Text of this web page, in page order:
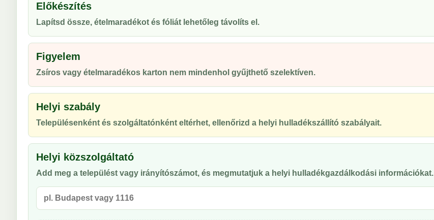
Előkészítés
Lapítsd össze, ételmaradékot és fóliát lehetőleg távolíts el.
Figyelem
Zsíros vagy ételmaradékos karton nem mindenhol gyűjthető szelektíven.
Helyi szabály
Településenként és szolgáltatónként eltérhet, ellenőrizd a helyi hulladékszállító szabályait.
Helyi közszolgáltató
Add meg a települést vagy irányítószámot, és megmutatjuk a helyi hulladékgazdálkodási információkat.